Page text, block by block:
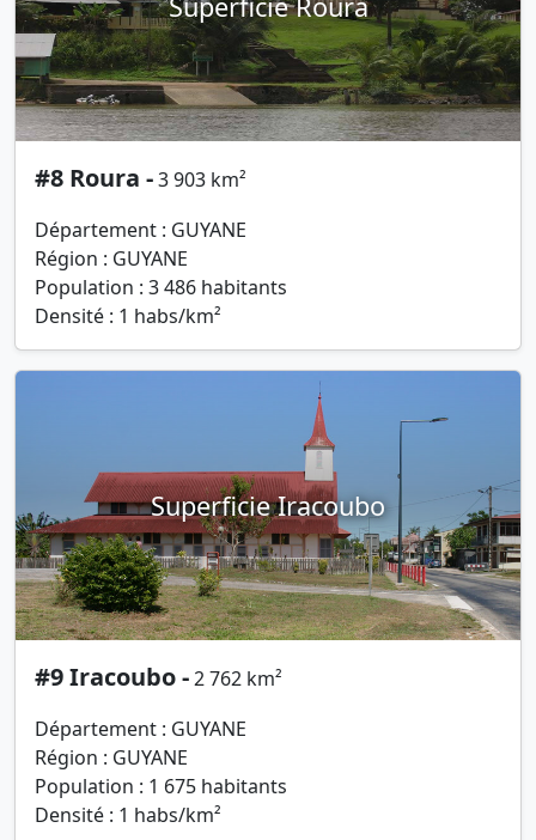
#8 Roura -3 903 km²
Département : GUYANE
Région : GUYANE
Population : 3 486 habitants
Densité : 1 habs/km²
Superficie Iracoubo
#9 Iracoubo -2 762 km²
Département : GUYANE
Région : GUYANE
Population : 1 675 habitants
Densité : 1 habs/km²